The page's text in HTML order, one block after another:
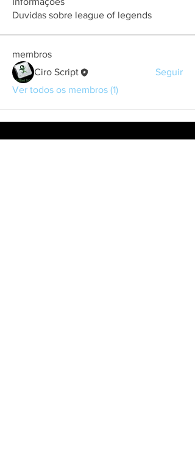
Duvidas sobre league of legends
membros
Ciro Script
Seguir
Ver todos os membros (1)